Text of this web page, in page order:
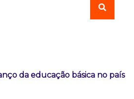
da educação básica no país